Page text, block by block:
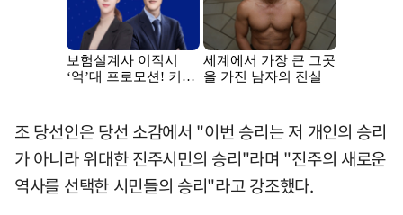
조 당선인은 당선 소감에서 "이번 승리는 저 개인의 승리
가 아니라 위대한 진주시민의 승리"라며 "진주의 새로운
역사를 선택한 시민들의 승리"라고 강조했다.